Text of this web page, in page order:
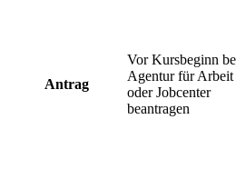
Antrag
Vor Kursbeginn
Agentur für Arbeit
oder Jobcenter
beantragen